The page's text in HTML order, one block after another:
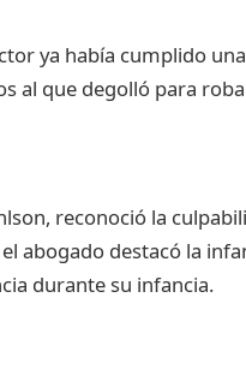
ya había cumplido una
al que degolló para
, reconoció la
abogado destacó la
durantesu infancia.